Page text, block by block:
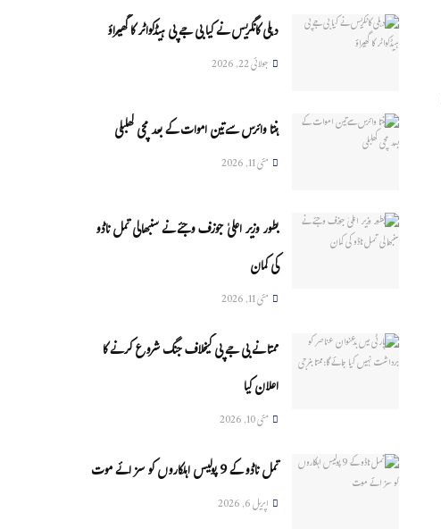
دہلی کانگریس نے کیا بی جے پی ہیڈکواٹر کا گھیراؤ
جولائی 22, 2026
ہنتا وائرس سےتین اموات کے بعد مچی کھلبلی
مئی 11, 2026
بطور وزیر اعلیٰ جوزف وجئے نے سنبھالی تمل ناڈو
کی کمان
مئی 11, 2026
ممتا نے بی جے پی کیخلاف جنگ شروع کرنے کا
اعلان کیا
مئی 10, 2026
تمل ناڈو کے 9 پولیس اہلکاروں کو سزائے موت
اپریل 6, 2026